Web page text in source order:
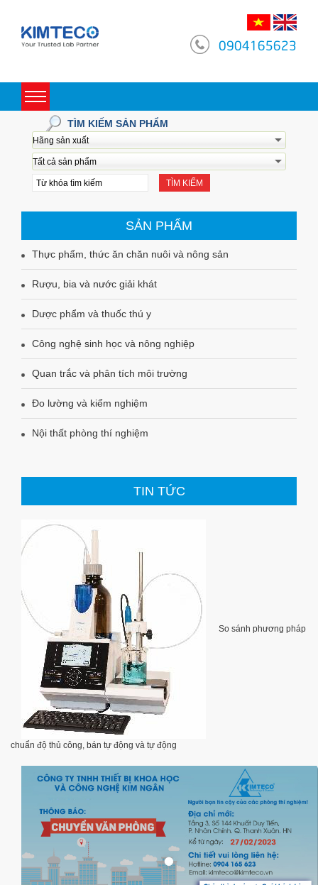
0904165623
Toggle
navigation
TÌM KIẾM SẢN PHẨM
TÌM KIẾM
SẢN PHẨM
Thực phẩm, thức ăn chăn nuôi và nông sản
Rượu, bia và nước giải khát
Dược phẩm và thuốc thú y
Công nghệ sinh học và nông nghiệp
Quan trắc và phân tích môi trường
Đo lường và kiểm nghiệm
Nội thất phòng thí nghiệm
TIN TỨC
So sánh phương pháp
chuẩn độ thủ công, bán tự động và tự động